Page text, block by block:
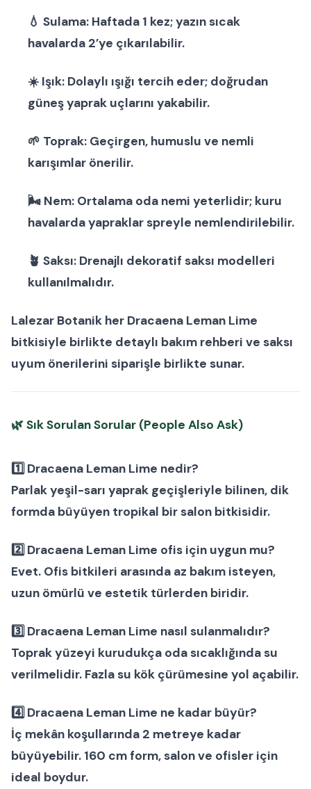
💧 Sulama: Haftada 1 kez; yazın sıcak
havalarda 2’ye çıkarılabilir.
☀️ Işık: Dolaylı ışığı tercih eder; doğrudan
güneş yaprak uçlarını yakabilir.
🌱 Toprak: Geçirgen, humuslu ve nemli
karışımlar önerilir.
🌬 Nem: Ortalama oda nemi yeterlidir; kuru
havalarda yapraklar spreyle nemlendirilebilir.
🪴 Saksı: Drenajlı dekoratif saksı modelleri
kullanılmalıdır.
Lalezar Botanik her Dracaena Leman Lime
bitkisiyle birlikte detaylı bakım rehberi ve saksı
uyum önerilerini siparişle birlikte sunar.
🌿Sık Sorulan Sorular (People Also Ask)
1️⃣ Dracaena Leman Lime nedir?
Parlak yeşil-sarı yaprak geçişleriyle bilinen, dik
formda büyüyen tropikal birsalon bitkisidir.
2️⃣ Dracaena Leman Lime ofis için uygun mu?
Evet. Ofis bitkileri arasında az bakım isteyen,
uzun ömürlü ve estetik türlerden biridir.
3️⃣ Dracaena Leman Lime nasıl sulanmalıdır?
Toprak yüzeyi kurudukça oda sıcaklığında su
verilmelidir. Fazla su kök çürümesine yol açabilir.
4️⃣ Dracaena Leman Lime ne kadar büyür?
İç mekân koşullarında 2 metreye kadar
büyüyebilir. 160 cm form, salon ve ofisler için
ideal boydur.